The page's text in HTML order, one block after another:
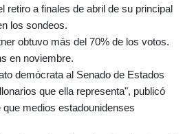
retiro a finales de abril de su principal
los sondeos.
obtuvo más del 70% de los votos.
en noviembre.
demócrata al Senado de Estados
que ella representa", publicó
medios estadounidenses